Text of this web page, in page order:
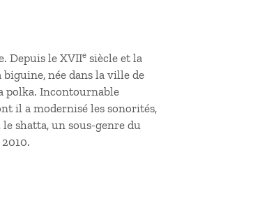
Depuis le XVIIe siècle et la
née dans la ville de
polka. Incontournable
il a modernisé les sonorités,
shatta, un sous-genre du